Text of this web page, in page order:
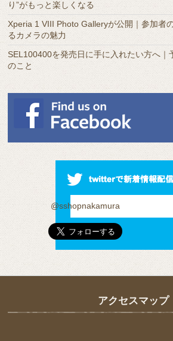
り”がもっと楽しくなる
Xperia 1 VIII Photo Galleryが公開｜参加者
るカメラの魅力
SEL100400を発売日に手に入れたい方へ｜
のこと
@sshopnakamura
アクセスマップ